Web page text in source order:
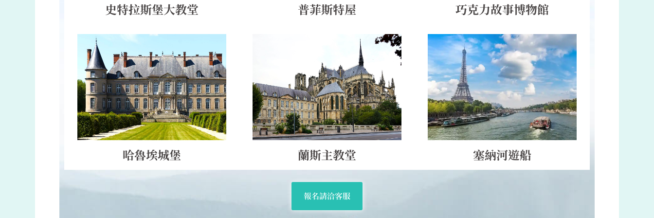
史特拉斯堡大教堂 普菲斯特屋 巧克力故事博物館
哈魯埃城堡 蘭斯主教堂 塞納河遊船
報名請洽客服